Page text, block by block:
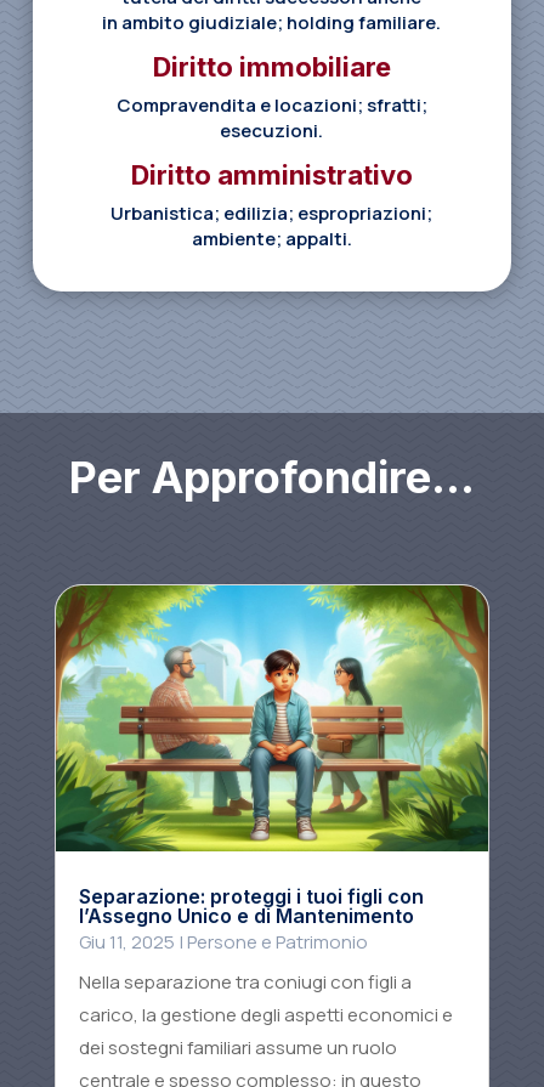
in ambito giudiziale; holding familiare.
Diritto immobiliare
Compravendita e locazioni; sfratti;
esecuzioni.
Diritto amministrativo
Urbanistica; edilizia; espropriazioni;
ambiente; appalti.
Per Approfondire…
Separazione: proteggi i tuoi figli con
l’Assegno Unico e di Mantenimento
Giu 11, 2025 | Persone e Patrimonio
Nella separazione tra coniugi con figli a
carico, la gestione degli aspetti economici e
dei sostegni familiari assume un ruolo
centrale e spesso complesso: in questo